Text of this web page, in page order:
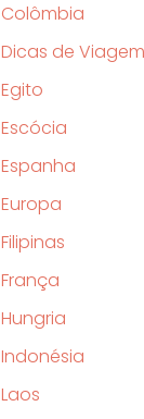
Colômbia
Dicas de Viagem
Egito
Escócia
Espanha
Europa
Filipinas
França
Hungria
Indonésia
Laos